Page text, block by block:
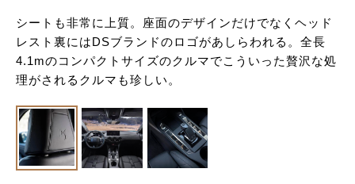
シートも非常に上質。座面のデザインだけでなくヘッド
レスト裏にはDSブランドのロゴがあしらわれる。全長
4.1mのコンパクトサイズのクルマでこういった贅沢な処
理がされるクルマも珍しい。